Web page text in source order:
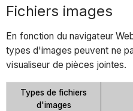
Fichiers images
En fonction du navigateur
types d'images peuvent ne
visualiseur de pièces jointes.
Types de fichiers
d'images